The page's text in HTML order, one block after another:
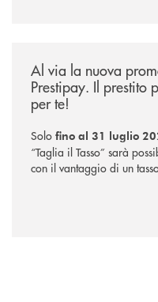
Al via la nuova
Prestipay. Il prestito
per te!
Solo fino al 31 luglio
“Taglia il Tasso” sarà
con il vantaggio di un